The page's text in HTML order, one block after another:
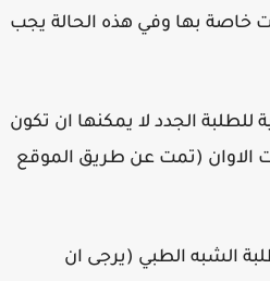
بها وفي هذه الحالة يجب
الجدد لا يمكنها ان تكون
(تمت عن طريق الموقع
الشبه الطبي (يرجى ان